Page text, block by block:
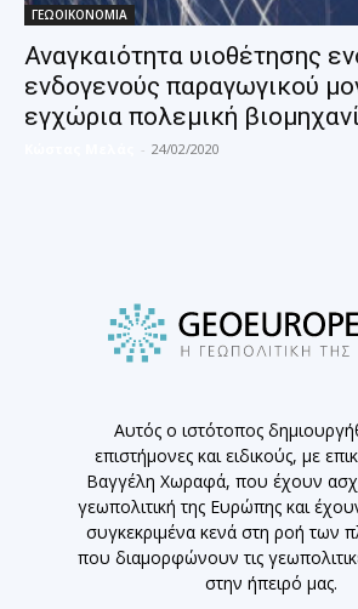
ΓΕΩΟΙΚΟΝΟΜΙΑ
Αναγκαιότητα υιοθέτησης
ενδογενούς παραγωγικού
εγχώρια πολεμική
- 24/02/2020
Αυτός ο ιστότοπος
επιστήμονες και ειδικούς, με
Βαγγέλη Χωραφά, που έχουν
γεωπολιτική της Ευρώπης και
συγκεκριμένα κενά στη ροή των
που διαμορφώνουν τις
στην ήπειρό μας.